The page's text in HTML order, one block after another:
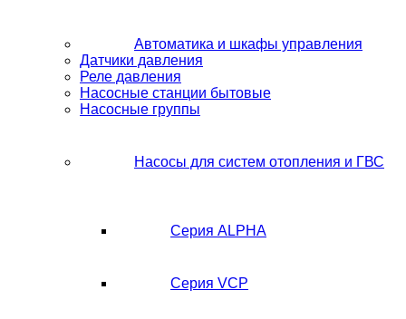
Автоматика и шкафы управления
Датчики давления
Реле давления
Насосные станции бытовые
Насосные группы
Насосы для систем отопления и ГВС
Серия ALPHA
Серия VCP